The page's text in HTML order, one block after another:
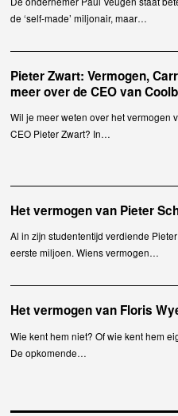
de ‘self-made’ miljonair, maar…
Pieter Zwart: Vermogen,
meer over de CEO van
Wil je meer weten over het vermogen
CEO Pieter Zwart? In…
Het vermogen van Pieter
Al in zijn studententijd verdiende
eerste miljoen. Wiens vermogen…
Het vermogen van Floris
Wie kent hem niet? Of wie kent hem
De opkomende…